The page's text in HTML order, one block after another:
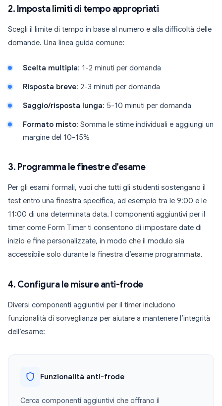
2. Imposta limiti di tempo appropriati
Scegli il limite di tempo in base al numero e alla difficoltà delle
domande. Una linea guida comune:
Scelta multipla: 1-2 minuti per domanda
Risposta breve: 2-3 minuti per domanda
Saggio/risposta lunga: 5-10 minuti per domanda
Formato misto: Somma le stime individuali e aggiungi un
margine del 10-15%
3. Programma le finestre d’esame
Per gli esami formali, vuoi che tutti gli studenti sostengano il
test entro una finestra specifica, ad esempio tra le 9:00 e le
11:00 di una determinata data. I componenti aggiuntivi per il
timer come Form Timer ti consentono di impostare date di
inizio e fine personalizzate, in modo che il modulo sia
accessibile solo durante la finestra d’esame programmata.
4. Configura le misure anti-frode
Diversi componenti aggiuntivi per il timer includono
funzionalità di sorveglianza per aiutare a mantenere l’integrità
dell’esame:
Funzionalità anti-frode
Cerca componenti aggiuntivi che offrano il